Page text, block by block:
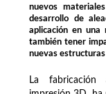
nuevos
desarrollo de
aplicación en una
también tener
nuevas
La fabricación